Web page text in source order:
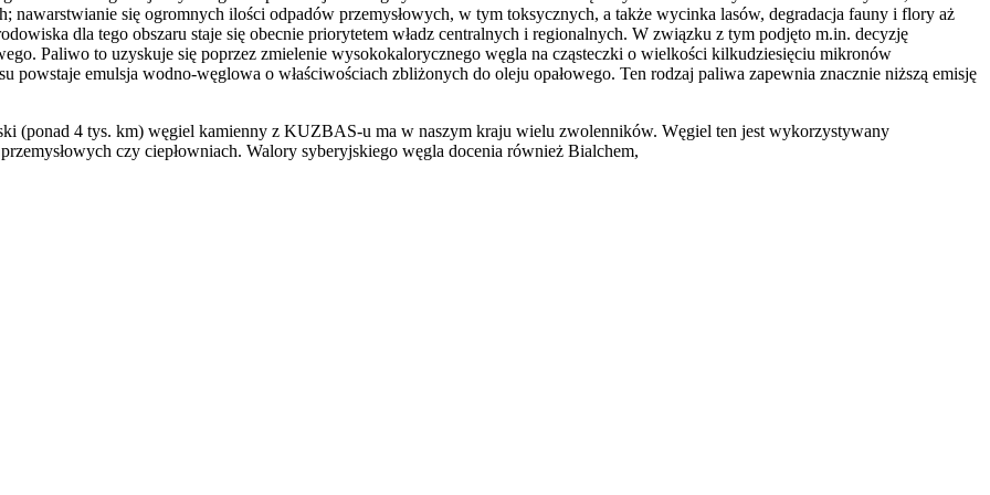
się ogromnych ilości odpadów przemysłowych, w tym toksycznych, a także wycinka lasów, degradacja fauny i flory aż
dla tego obszaru staje się obecnie priorytetem władz centralnych i regionalnych. W związku z tym podjęto m.in. decyzję
Paliwo to uzyskuje się poprzez zmielenie wysokokalorycznego węgla na cząsteczki o wielkości kilkudziesięciu mikronów
emulsja wodno-węglowa o właściwościach zbliżonych do oleju opałowego. Ten rodzaj paliwa zapewnia znacznie niższą emisję
(ponad 4 tys. km) węgiel kamienny z KUZBAS-u ma w naszym kraju wielu zwolenników. Węgiel ten jest wykorzystywany
czy ciepłowniach. Walory syberyjskiego węgla docenia również Bialchem,